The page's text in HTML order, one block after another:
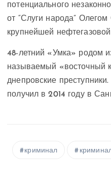
потенциального
от “Слуги народа”
крупнейшей
48-летний «Умка» родом
называемый «восточный
днепровские
получил в 2014 году в
криминал